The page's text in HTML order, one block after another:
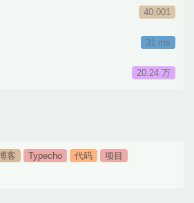
40,001
31 ms
20.24 万
客 Typecho 代码
项目